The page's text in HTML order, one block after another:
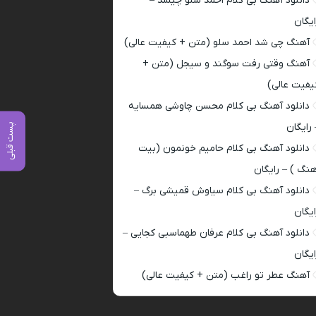
پست قبلی
آهنگ چی شد احمد سلو (متن + کیفیت عالی)
آهنگ وقتی رفت سوگند و سیجل (متن +
عالی)
دانلود آهنگ بی کلام محسن چاوشی همسایه
رایگان
دانلود آهنگ بی کلام حامیم خونمون (بیت
) – رایگان
دانلود آهنگ بی کلام سیاوش قمیشی برگ –
دانلود آهنگ بی کلام عرفان طهماسبی کجایی –
آهنگ عطر تو راغب (متن + کیفیت عالی)